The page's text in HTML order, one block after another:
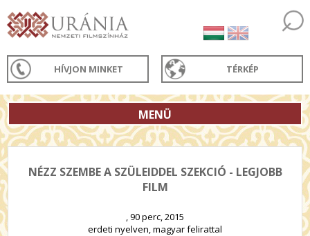
HÍVJON MINKET TÉRKÉP
MENÜ
NÉZZ SZEMBE A SZÜLEIDDEL SZEKCIÓ - LEGJOBB
FILM
, 90 perc, 2015
erdeti nyelven, magyar felirattal